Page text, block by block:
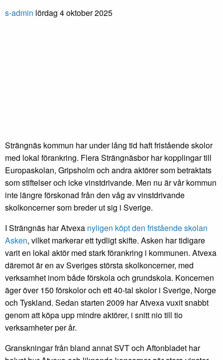
s-admin lördag 4 oktober 2025
Strängnäs kommun har under lång tid haft fristående skolor
med lokal förankring. Flera Strängnäsbor har kopplingar till
Europaskolan, Gripsholm och andra aktörer som betraktats
som stiftelser och icke vinstdrivande. Men nu är vår kommun
inte längre förskonad från den våg av vinstdrivande
skolkoncerner som breder ut sig i Sverige.
I Strängnäs har Atvexa nyligen köpt den fristående skolan
Asken, vilket markerar ett tydligt skifte. Asken har tidigare
varit en lokal aktör med stark förankring i kommunen. Atvexa
däremot är en av Sveriges största skolkoncerner, med
verksamhet inom både förskola och grundskola. Koncernen
äger över 150 förskolor och ett 40-tal skolor i Sverige, Norge
och Tyskland. Sedan starten 2009 har Atvexa vuxit snabbt
genom att köpa upp mindre aktörer, i snitt nio till tio
verksamheter per år.
Granskningar från bland annat SVT och Aftonbladet har